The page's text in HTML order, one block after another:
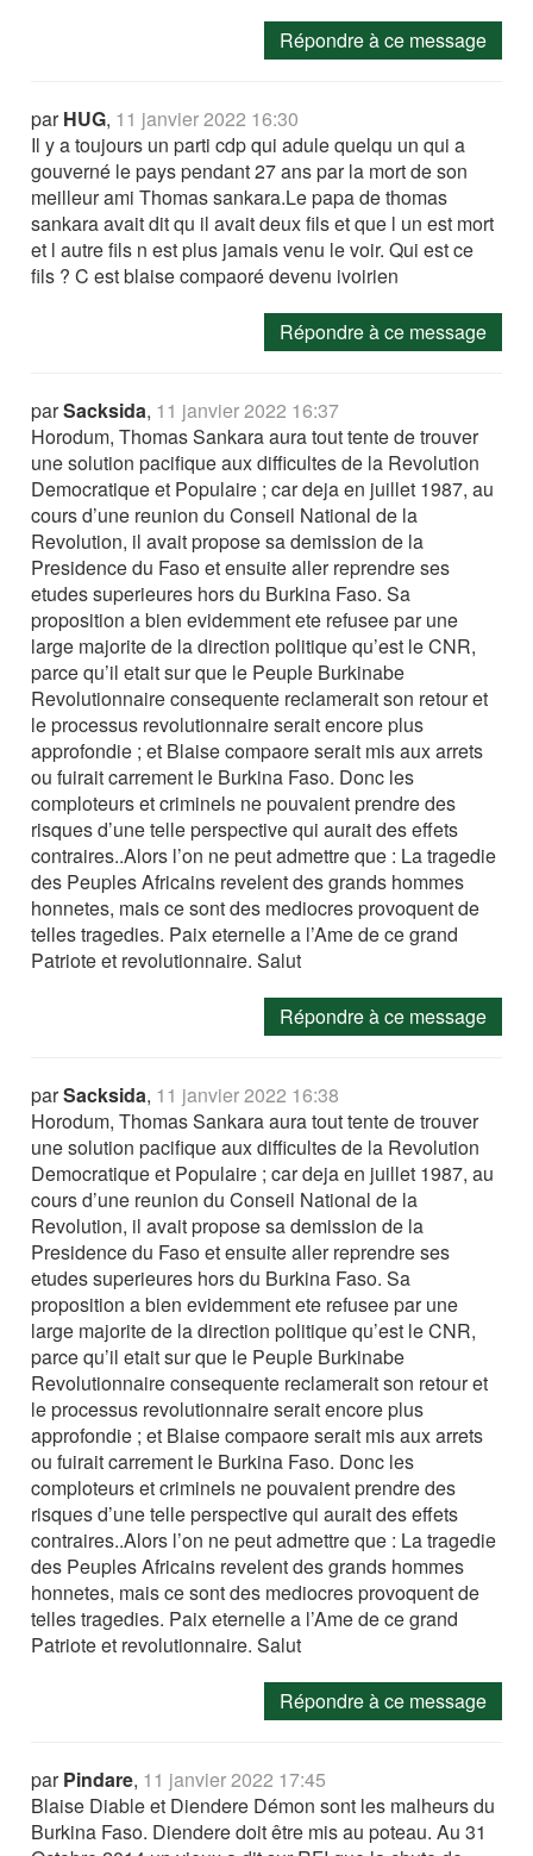
Répondre à ce message
parHUG, 11 janvier 2022 16:30
Il y a toujours un parti cdp qui adule quelqu un qui a
gouverné le pays pendant 27 ans par la mort de son
meilleur ami Thomas sankara.Le papa de thomas
sankara avait dit qu il avait deux fils et que l un est mort
et l autre fils n est plus jamais venu le voir. Qui est ce
fils ? C est blaise compaoré devenu ivoirien
Répondre à ce message
parSacksida, 11 janvier 2022 16:37
Horodum, Thomas Sankara aura tout tente de trouver
une solution pacifique aux difficultes de la Revolution
Democratique et Populaire ; car deja en juillet 1987, au
cours d’une reunion du Conseil National de la
Revolution, il avait propose sa demission de la
Presidence du Faso et ensuite aller reprendre ses
etudes superieures hors du Burkina Faso. Sa
proposition a bien evidemment ete refusee par une
large majorite de la direction politique qu’est le CNR,
parce qu’il etait sur que le Peuple Burkinabe
Revolutionnaire consequente reclamerait son retour et
le processus revolutionnaire serait encore plus
approfondie ; et Blaise compaore serait mis aux arrets
ou fuirait carrement le Burkina Faso. Donc les
comploteurs et criminels ne pouvaient prendre des
risques d’une telle perspective qui aurait des effets
contraires..Alors l’on ne peut admettre que : La tragedie
des Peuples Africains revelent des grands hommes
honnetes, mais ce sont des mediocres provoquent de
telles tragedies. Paix eternelle a l’Ame de ce grand
Patriote et revolutionnaire. Salut
Répondre à ce message
parSacksida, 11 janvier 2022 16:38
Horodum, Thomas Sankara aura tout tente de trouver
une solution pacifique aux difficultes de la Revolution
Democratique et Populaire ; car deja en juillet 1987, au
cours d’une reunion du Conseil National de la
Revolution, il avait propose sa demission de la
Presidence du Faso et ensuite aller reprendre ses
etudes superieures hors du Burkina Faso. Sa
proposition a bien evidemment ete refusee par une
large majorite de la direction politique qu’est le CNR,
parce qu’il etait sur que le Peuple Burkinabe
Revolutionnaire consequente reclamerait son retour et
le processus revolutionnaire serait encore plus
approfondie ; et Blaise compaore serait mis aux arrets
ou fuirait carrement le Burkina Faso. Donc les
comploteurs et criminels ne pouvaient prendre des
risques d’une telle perspective qui aurait des effets
contraires..Alors l’on ne peut admettre que : La tragedie
des Peuples Africains revelent des grands hommes
honnetes, mais ce sont des mediocres provoquent de
telles tragedies. Paix eternelle a l’Ame de ce grand
Patriote et revolutionnaire. Salut
Répondre à ce message
parPindare, 11 janvier 2022 17:45
Blaise Diable et Diendere Démon sont les malheurs du
Burkina Faso. Diendere doit être mis au poteau. Au 31